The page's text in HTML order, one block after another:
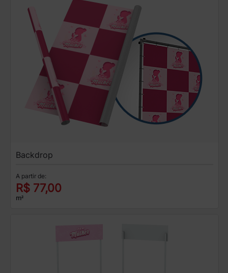
Backdrop
A partir de:
R$ 77,00
m²